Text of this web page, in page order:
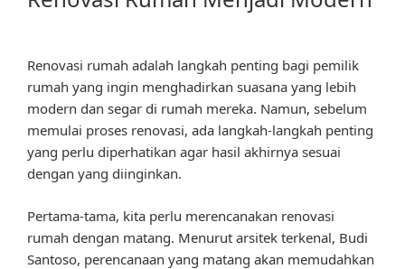
Renovasi rumah adalah langkah penting bagi pemilik
rumah yang ingin menghadirkan suasana yang lebih
modern dan segar di rumah mereka. Namun, sebelum
memulai proses renovasi, ada langkah-langkah penting
yang perlu diperhatikan agar hasil akhirnya sesuai
dengan yang diinginkan.
Pertama-tama, kita perlu merencanakan renovasi
rumah dengan matang. Menurut arsitek terkenal, Budi
Santoso, perencanaan yang matang akan memudahkan